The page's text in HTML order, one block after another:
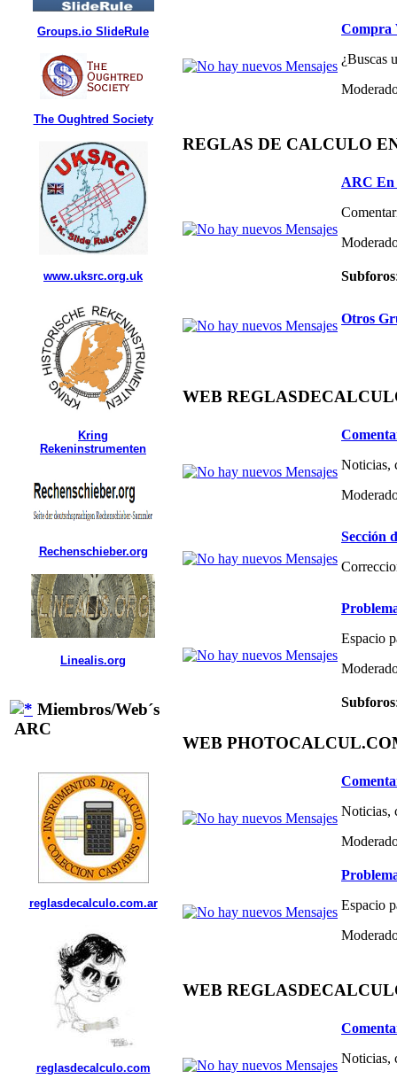
Groups.io SlideRule
The Oughtred Society
www.uksrc.org.uk
Kring
Rekeninstrumenten
Rechenschieber.org
Linealis.org
Miembros/Web´s
ARC
reglasdecalculo.com.ar
reglasdecalculo.com
Compra
¿Buscas
REGLAS DE CALCULO
ARC En
Subforos
Otros
WEB
Noticias,
Sección
Espacio
Subforos
WEB
Noticias,
Espacio
WEB
Noticias,